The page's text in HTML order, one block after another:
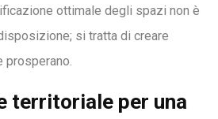
ottimale degli spazi non è
si tratta di creare
territoriale per una